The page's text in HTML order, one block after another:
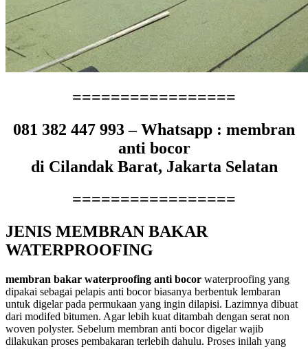
=================
081 382 447 993 – Whatsapp : membran
anti bocor
di Cilandak Barat, Jakarta Selatan
=================
JENIS MEMBRAN BAKAR
WATERPROOFING
membran bakar waterproofing anti bocor waterproofing yang
dipakai sebagai pelapis anti bocor biasanya berbentuk lembaran
untuk digelar pada permukaan yang ingin dilapisi. Lazimnya dibuat
dari modifed bitumen. Agar lebih kuat ditambah dengan serat non
woven polyster. Sebelum membran anti bocor digelar wajib
dilakukan proses pembakaran terlebih dahulu. Proses inilah yang